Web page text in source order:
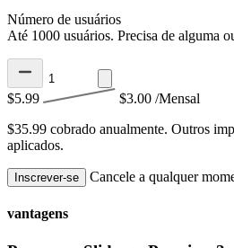
Número de usuários
Até 1000 usuários. Precisa de alguma
$5.99 $3.00 /Mensal
$35.99 cobrado anualmente. Outros
aplicados.
Inscrever-se Cancele a qualquer
vantagens